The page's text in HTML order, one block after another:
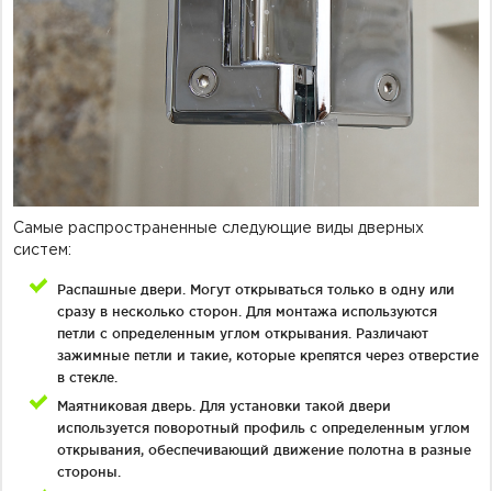
Самые распространенные следующие виды дверных
систем:
Распашные двери. Могут открываться только в одну или
сразу в несколько сторон. Для монтажа используются
петли с определенным углом открывания. Различают
зажимные петли и такие, которые крепятся через отверстие
в стекле.
Маятниковая дверь. Для установки такой двери
используется поворотный профиль с определенным углом
открывания, обеспечивающий движение полотна в разные
стороны.